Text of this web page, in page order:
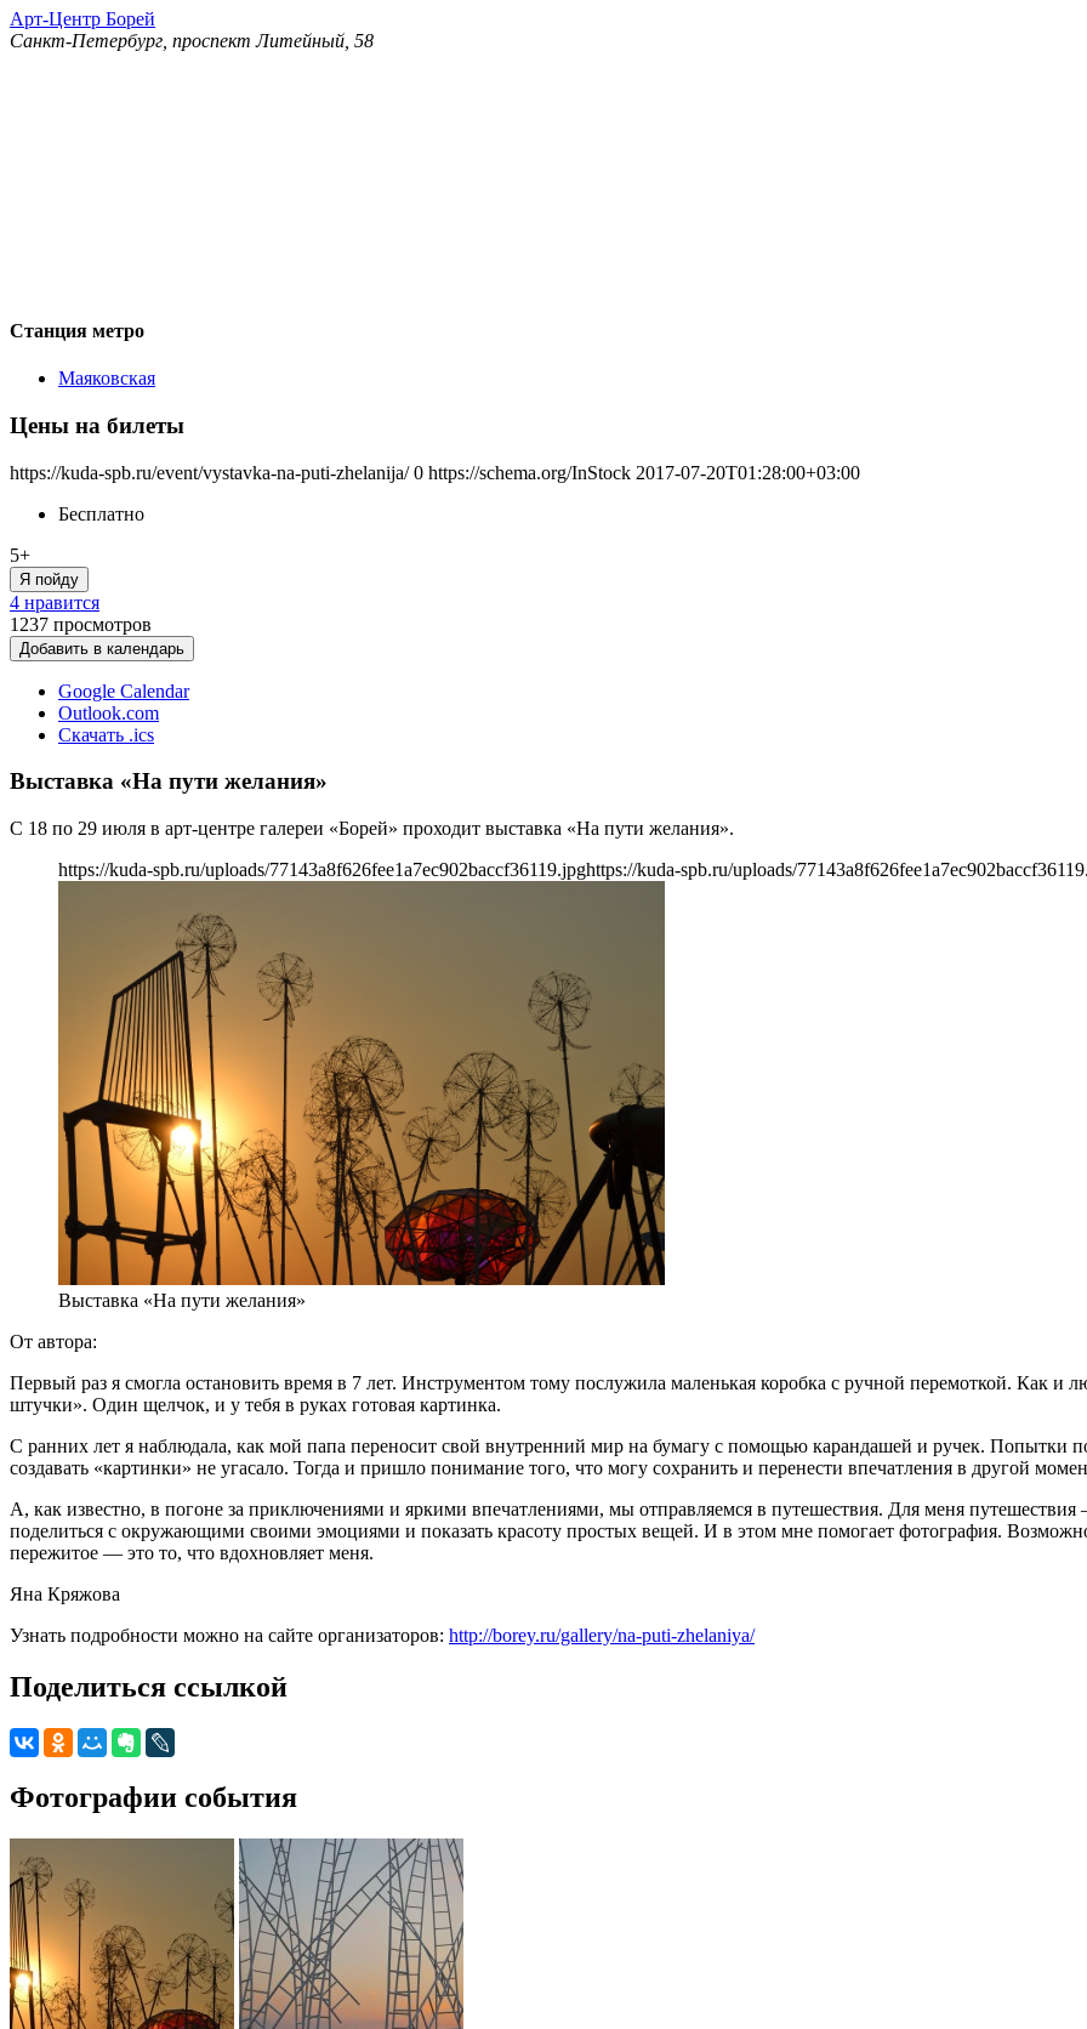
Арт-Центр Борей
Санкт-Петербург, проспект Литейный, 58
Станция метро
Маяковская
Цены на билеты
https://kuda-spb.ru/event/vystavka-na-puti-zhelanija/ 0 https://schema.org/InStock 2017-07-20T01:28:00+03:00
Бесплатно
5+
Я пойду
4 нравится
1237 просмотров
Добавить в календарь
Google Calendar
Outlook.com
Скачать .ics
Выставка «На пути желания»
С 18 по 29 июля в арт-центре галереи «Борей» проходит выставка «На пути желания».
https://kuda-spb.ru/uploads/77143a8f626fee1a7ec902baccf36119.jpghttps://kuda-spb.ru/uploads/
Выставка «На пути желания»
От автора:
Первый раз я смогла остановить время в 7 лет. Инструментом тому послужила маленькая коробка с ручной перемоткой. Как и
штучки». Один щелчок, и у тебя в руках готовая картинка.
С ранних лет я наблюдала, как мой папа переносит свой внутренний мир на бумагу с помощью карандашей и ручек. Попытки
создавать «картинки» не угасало. Тогда и пришло понимание того, что могу сохранить и перенести впечатления в другой
А, как известно, в погоне за приключениями и яркими впечатлениями, мы отправляемся в путешествия. Для меня
поделиться с окружающими своими эмоциями и показать красоту простых вещей. И в этом мне помогает фотография.
пережитое — это то, что вдохновляет меня.
Яна Кряжова
Узнать подробности можно на сайте организаторов: http://borey.ru/gallery/na-puti-zhelaniya/
Поделиться ссылкой
Фотографии события